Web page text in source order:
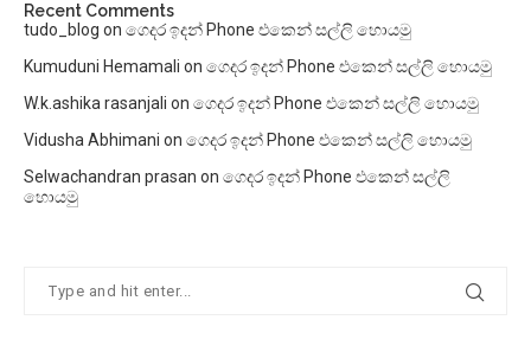
Recent Comments
tudo_blog on ගෙදර ඉදන් Phone එකෙන් සල්ලි හොයමු
Kumuduni Hemamali on ගෙදර ඉදන් Phone එකෙන් සල්ලි හොයමු
W.k.ashika rasanjali on ගෙදර ඉදන් Phone එකෙන් සල්ලි හොයමු
Vidusha Abhimani on ගෙදර ඉදන් Phone එකෙන් සල්ලි හොයමු
Selwachandran prasan on ගෙදර ඉදන් Phone එකෙන් සල්ලි
හොයමු